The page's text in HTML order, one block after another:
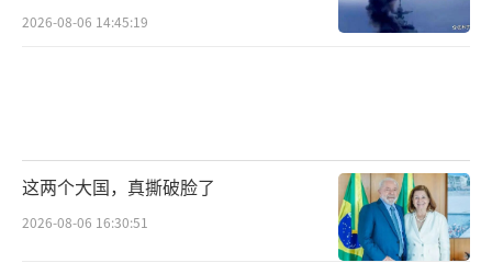
2026-08-06 14:45:19
这两个大国，真撕破脸了
2026-08-06 16:30:51